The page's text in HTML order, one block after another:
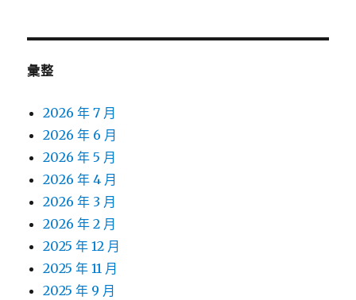
彙整
2026 年 7 月
2026 年 6 月
2026 年 5 月
2026 年 4 月
2026 年 3 月
2026 年 2 月
2025 年 12 月
2025 年 11 月
2025 年 9 月